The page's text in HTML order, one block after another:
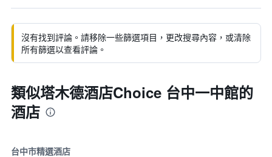
沒有找到評論。請移除一些篩選項目，更改搜尋內容，或清除
所有篩選以查看評論。
類似塔木德酒店Choice 台中一中館的
酒店
台中市精選酒店